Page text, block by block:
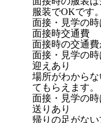
服装でOKです。
面接・見学の
面接時交通費
面接時の交通費
面接・見学の
迎えあり
場所がわから
てもらえます。
面接・見学の
送りあり
帰りの足がな